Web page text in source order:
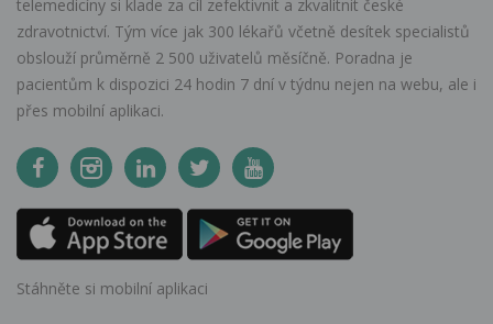
telemedicíny si klade za cíl zefektivnit a zkvalitnit české
zdravotnictví. Tým více jak 300 lékařů včetně desítek specialistů
obslouží průměrně 2 500 uživatelů měsíčně. Poradna je
pacientům k dispozici 24 hodin 7 dní v týdnu nejen na webu, ale i
přes mobilní aplikaci.
Stáhněte si mobilní aplikaci